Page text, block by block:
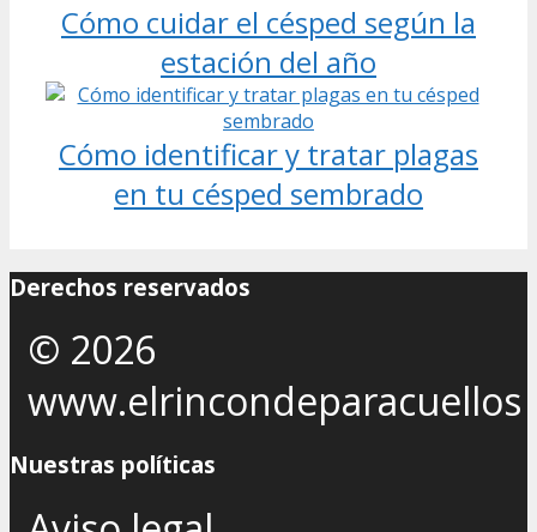
Cómo cuidar el césped según la
estación del año
Cómo identificar y tratar plagas
en tu césped sembrado
Derechos reservados
© 2026
www.elrincondeparacuellos
Nuestras políticas